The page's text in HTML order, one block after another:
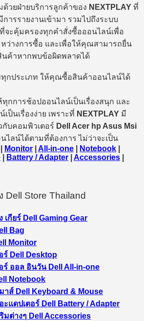
วยฝ่ายบริการลูกค้าของ NEXTPLAY ที่
ารรายงานเข้ามา รวมไปถึงระบบ
จะคุ้มครองทุกคำสั่งซื้อออนไลน์เพื่อ
ว่างการซื้อ และเพื่อให้คุณสามารถยื่น
ค้าหากพบข้อผิดพลาดได้
กประเภท ให้คุณซื้อสินค้าออนไลน์ได้
กการช้อปออนไลน์เป็นเรื่องสนุก และ
ป็นเรื่องง่าย เพราะที่ NEXTPLAY มี
กับคอมพิวเตอร์ Dell Acer hp Asus Msi
ไลน์ได้ตามที่ต้องการ ไม่ว่าจะเป็น
Monitor All-in-one Notebook
Battery / Adapter Accessories
Store Thailand
เกียร์ Dell Gaming Gear
Bag
Monitor
ร์ Dell Desktop
ร์ ออล อินวัน Dell All-in-one
Notebook
าส์ Dell Keyboard & Mouse
ะแดปเตอร์ Dell Battery / Adapter
มต่างๆ Dell Accessories